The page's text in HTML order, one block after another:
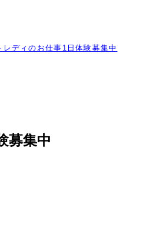
レディのお仕事1日体験募集中
募集中